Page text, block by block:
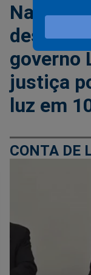
Na
governo
justiça
luz em
CONTA DE